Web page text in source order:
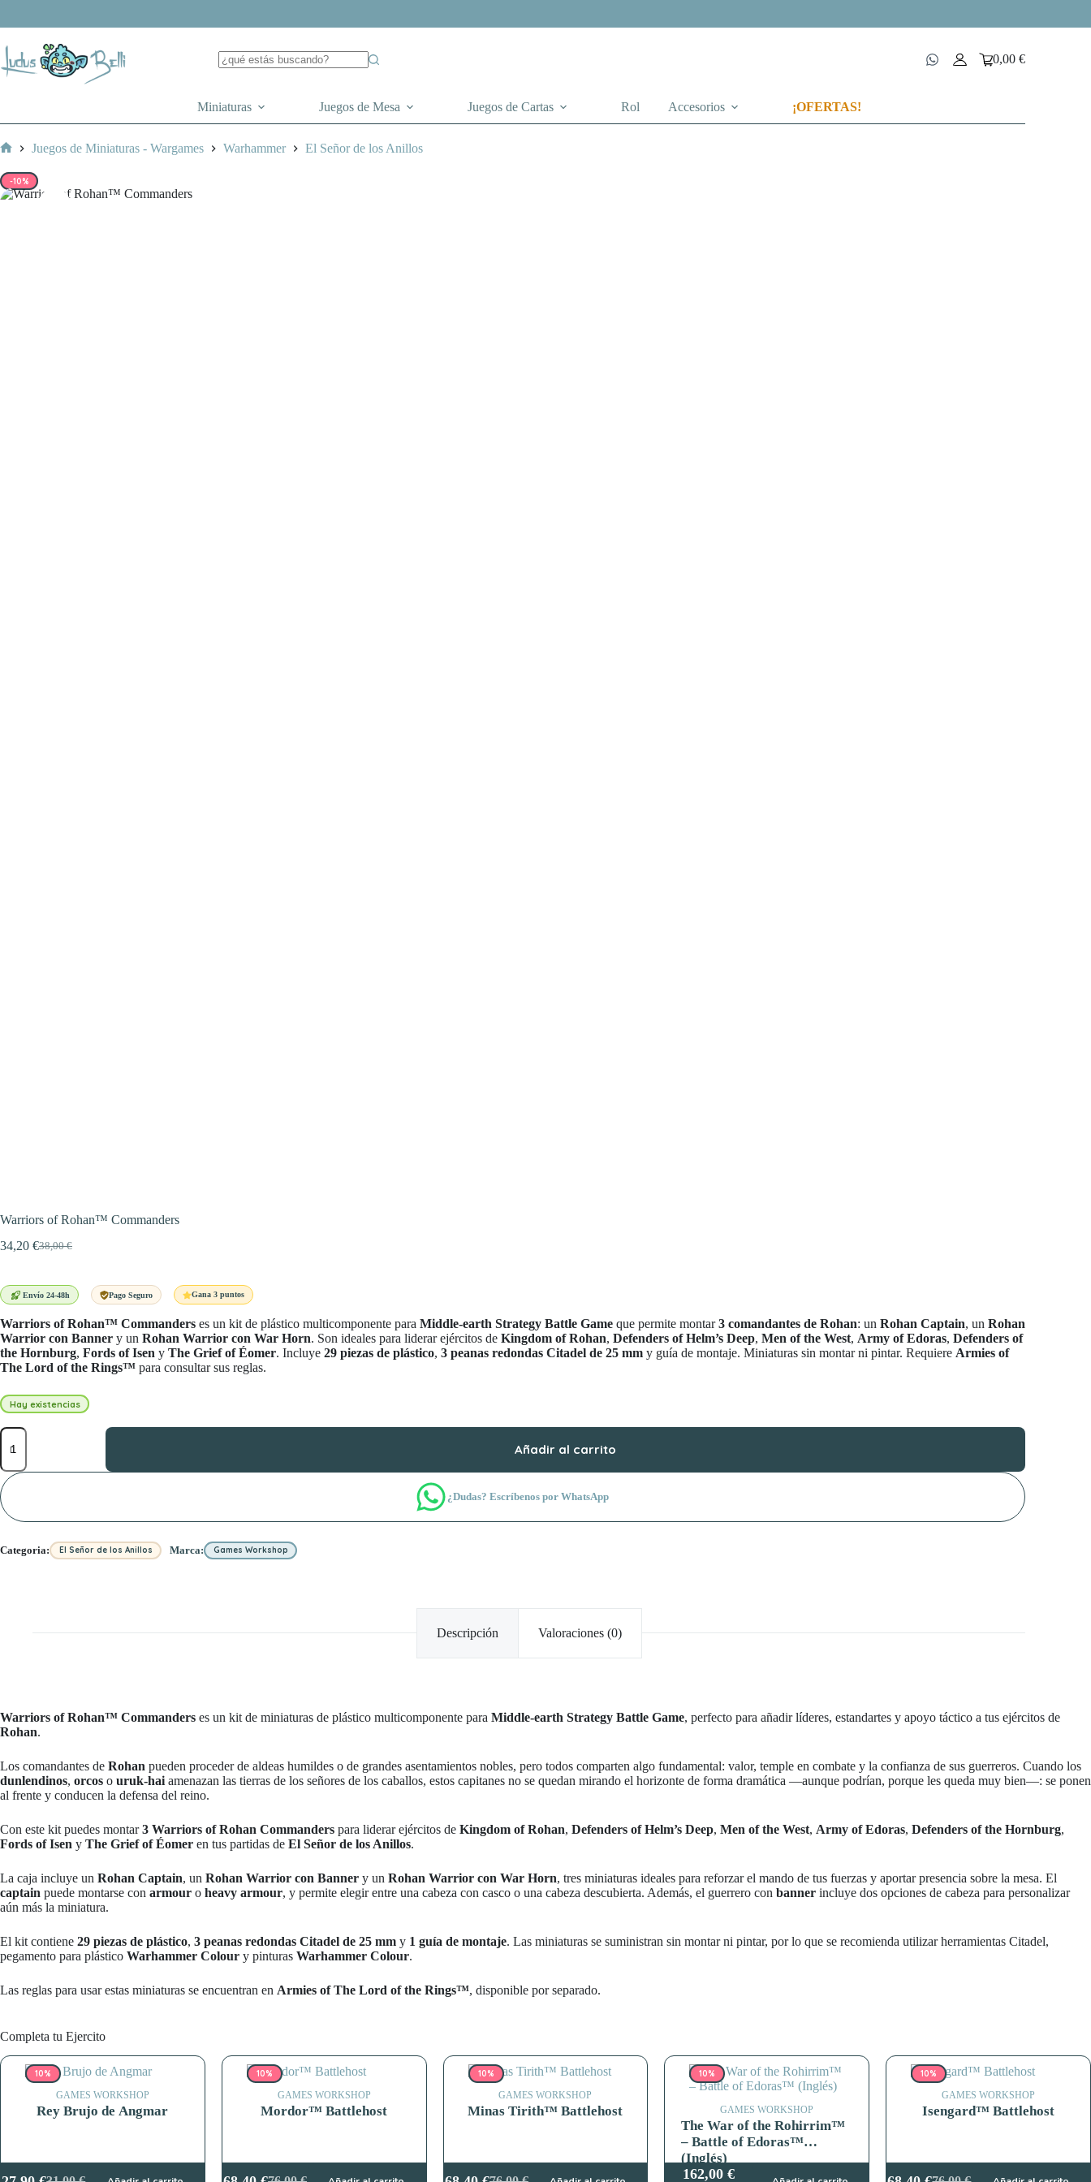
Carro
0,00€
Miniaturas Juegos de Mesa Juegos de Cartas Rol Accesorios ¡OFERTAS!
Juegos de Miniaturas - Wargames Warhammer El Señor de los Anillos
-10%
Warriors of Rohan™ Commanders
38,00€
El
era:
34,20 €El
es:
Envío 24-48h Pago Seguro Gana 3 puntos
Warriors of Rohan™ Commanders es un kit de plástico multicomponente para Middle-earth Strategy Battle Game que permite montar3 comandantes de Rohan: un Rohan Captain, un Rohan
Warrior con Banner y un Rohan Warrior con War Horn. Son ideales para liderar ejércitos de Kingdom of Rohan, Defenders of Helm’s Deep, Men of the West, Army of Edoras, Defenders of
the Hornburg, Fords of Isen y The Grief of Éomer. Incluye 29 piezas de plástico, 3 peanas redondas Citadel de 25 mm y guía de montaje. Miniaturas sin montar ni pintar. Requiere Armies of
The Lord of the Rings™ para consultar sus reglas.
Hay existencias
Warriors
Commanders
cantidad
Añadir al carrito
¿Dudas? Escríbenos por WhatsApp
Categoria: El Señor de los Anillos Marca: Games Workshop
Descripción Valoraciones (0)
Warriors of Rohan™ Commanders es un kit de miniaturas de plástico multicomponente para Middle-earth Strategy Battle Game, perfecto para añadir líderes, estandartes y apoyo táctico a tus ejércitos de
Rohan.
Los comandantes de Rohan pueden proceder de aldeas humildes o de grandes asentamientos nobles, pero todos comparten algo fundamental: valor, temple en combate y la confianza de sus guerreros. Cuando los
dunlendinos, orcos o uruk-hai amenazan las tierras de los señores de los caballos, estos capitanes no se quedan mirando el horizonte de forma dramática —aunque podrían, porque les queda muy bien—: se ponen
al frente y conducen la defensa del reino.
Con este kit puedes montar3 Warriors of Rohan Commanders para liderar ejércitos de Kingdom of Rohan, Defenders of Helm’s Deep, Men of the West, Army of Edoras, Defenders of the Hornburg,
Fords of Isen y The Grief of Éomer en tus partidas de El Señor de los Anillos.
La caja incluye un Rohan Captain, un Rohan Warrior con Banner y un Rohan Warrior con War Horn, tres miniaturas ideales para reforzar el mando de tus fuerzas y aportar presencia sobre la mesa. El
captain puede montarse con armour o heavy armour, y permite elegir entre una cabeza con casco o una cabeza descubierta. Además, el guerrero con banner incluye dos opciones de cabeza para personalizar
aún más la miniatura.
El kit contiene 29 piezas de plástico, 3 peanas redondas Citadel de 25 mm y 1 guía de montaje. Las miniaturas se suministran sin montar ni pintar, por lo que se recomienda utilizar herramientas Citadel,
pegamento para plástico Warhammer Colour y pinturas Warhammer Colour.
Las reglas para usar estas miniaturas se encuentran en Armies of The Lord of the Rings™, disponible por separado.
Completa tu Ejercito
10%
GAMES WORKSHOP
Rey Brujo de Angmar
10%
GAMES WORKSHOP
Mordor™ Battlehost
10%
GAMES WORKSHOP
Minas Tirith™ Battlehost
10%
GAMES WORKSHOP
The War of the Rohirrim™
– Battle of Edoras™
(Inglés)
162,00 €
10%
GAMES WORKSHOP
Isengard™ Battlehost